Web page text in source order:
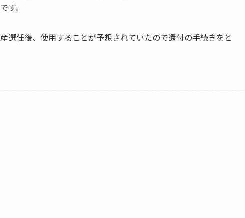
す。
選任後、使用することが予想されていたので還付の手続きをと